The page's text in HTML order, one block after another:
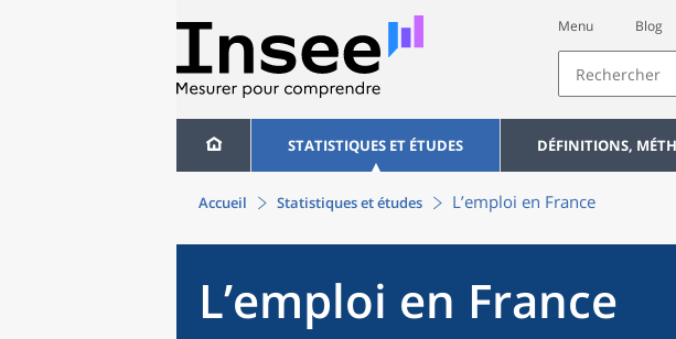
Menu Blog
STATISTIQUES ET ÉTUDES DÉFINITIONS,
Accueil Statistiques et études L’emploi en France
L’emploi en France